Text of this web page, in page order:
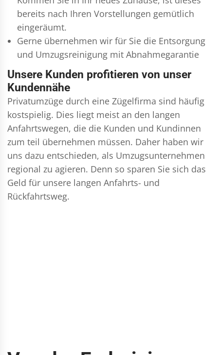
bereits nach Ihren Vorstellungen gemütlich
eingeräumt.
Gerne übernehmen wir für Sie die Entsorgung
und Umzugsreinigung mit Abnahmegarantie
Unsere Kunden profitieren von unser
Kundennähe
Privatumzüge durch eine Zügelfirma sind häufig
kostspielig. Dies liegt meist an den langen
Anfahrtswegen, die die Kunden und Kundinnen
zum teil übernehmen müssen. Daher haben wir
uns dazu entschieden, als Umzugsunternehmen
regional zu agieren. Denn so sparen Sie sich das
Geld für unsere langen Anfahrts- und
Rückfahrtsweg.